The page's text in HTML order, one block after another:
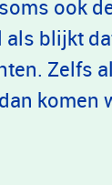
ook
als blijkt
Zelfs
komen